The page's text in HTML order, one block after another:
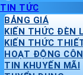
TIN TỨC
BẢNG GIÁ
KIẾN THỨC ĐÈN
KIẾN THỨC
HOẠT ĐỘNG
TIN KHUYẾN MÃI